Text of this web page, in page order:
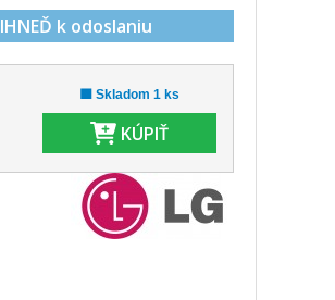
IHNEĎ k odoslaniu
🟩 Skladom 1 ks
KÚPIŤ